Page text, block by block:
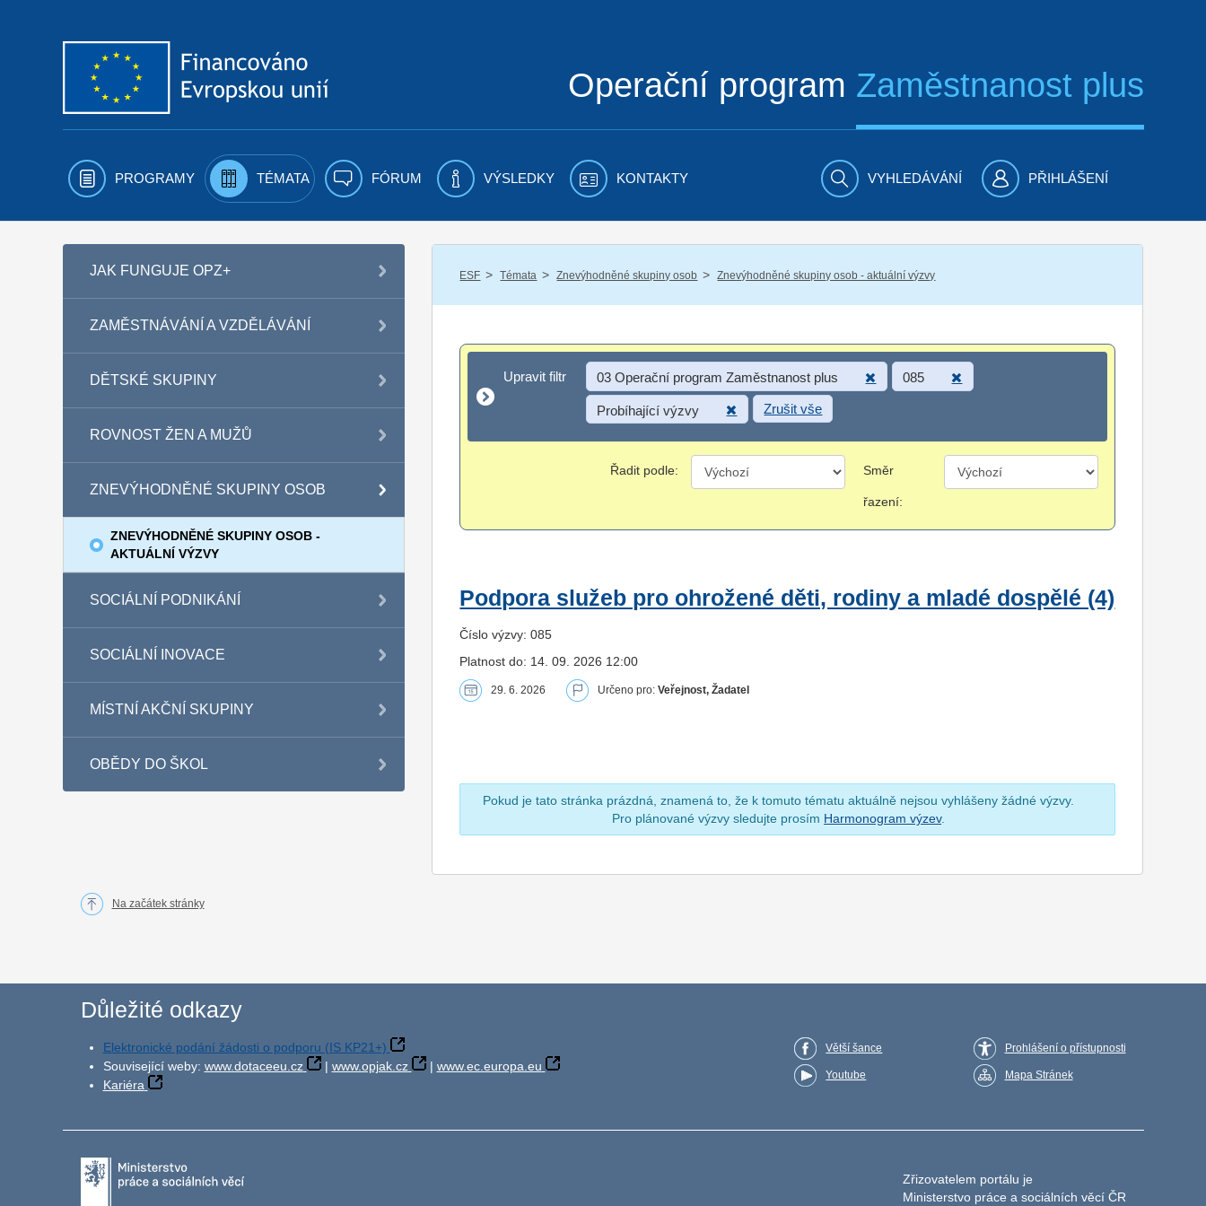
Operační program Zaměstnanost plus
PROGRAMY TÉMATA FÓRUM VÝSLEDKY KONTAKTY VYHLEDÁVÁNÍ PŘIHLÁŠENÍ
JAK FUNGUJE OPZ+
ZAMĚSTNÁVÁNÍ A VZDĚLÁVÁNÍ
DĚTSKÉ SKUPINY
ROVNOST ŽEN A MUŽŮ
ZNEVÝHODNĚNÉ SKUPINY OSOB
ZNEVÝHODNĚNÉ SKUPINY OSOB -
AKTUÁLNÍ VÝZVY
SOCIÁLNÍ PODNIKÁNÍ
SOCIÁLNÍ INOVACE
MÍSTNÍ AKČNÍ SKUPINY
OBĚDY DO ŠKOL
ESF / Témata / Znevýhodněné skupiny osob / Znevýhodněné skupiny osob - aktuální výzvy
Upravit filtr
Upravit filtr 03 Operační program Zaměstnanost plus 085
Probíhající výzvy Zrušit vše
Řadit podle: Směr
řazení:
Podpora služeb pro ohrožené děti, rodiny a mladé dospělé (4)
Číslo výzvy: 085
Platnost do: 14. 09. 2026 12:00
29. 6. 2026 Určeno pro:Veřejnost, Žadatel
Pokud je tato stránka prázdná, znamená to, že k tomuto tématu aktuálně nejsou vyhlášeny žádné výzvy.
Pro plánované výzvy sledujte prosím Harmonogram výzev.
Na začátek stránky
Důležité odkazy
Elektronické podání žádosti o podporu (IS KP21+)
Související weby: www.dotaceeu.cz | www.opjak.cz | www.ec.europa.eu
Kariéra
Větší šance
Youtube
Prohlášení o přístupnosti
Mapa Stránek
Zřizovatelem portálu je
Ministerstvo práce a sociálních věcí ČR